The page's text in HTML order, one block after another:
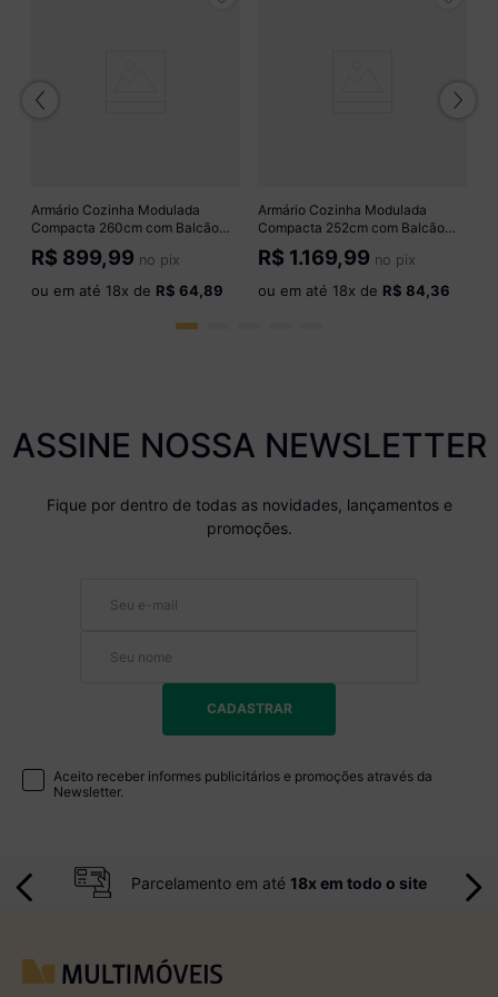
Armário Cozinha Modulada
Compacta 260cm com Balcão
Veneza Multimóveis MP3766
Branco/Dourado
R$ 899,99 no pix
ou em até 18x de R$ 64,89
Armário Cozinha Modulada
Compacta 252cm com Balcão
Veneza Multimóveis MP3761
Branco/Dourado
R$ 1.169,99 no pix
ou em até 18x de R$ 84,36
ASSINE NOSSA NEWSLETTER
Fique por dentro de todas as novidades, lançamentos e
promoções.
CADASTRAR
Aceito receber informes publicitários e promoções através da
Newsletter.
Parcelamento em até 18x em todo o site